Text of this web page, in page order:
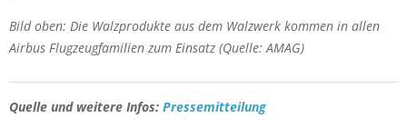
Bild oben: Die Walzprodukte aus dem Walzwerk kommen in allen
Airbus Flugzeugfamilien zum Einsatz (Quelle: AMAG)
Quelle und weitere Infos: Pressemitteilung